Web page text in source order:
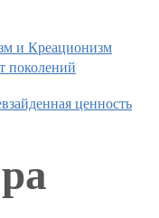
и Креационизм
поколений
ценность